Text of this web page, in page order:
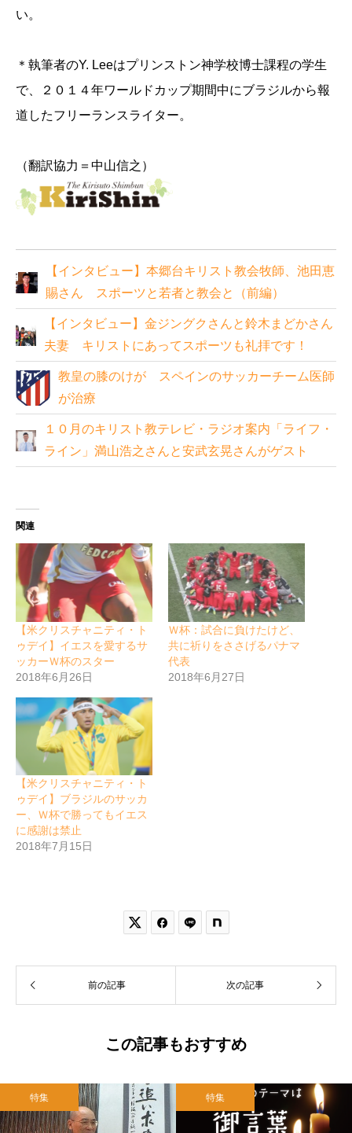
い。
＊執筆者のY. Leeはプリンストン神学校博士課程の学生
で、２０１４年ワールドカップ期間中にブラジルから報
道したフリーランスライター。
（翻訳協力＝中山信之）
【インタビュー】本郷台キリスト教会牧師、池田恵
賜さん スポーツと若者と教会と（前編）
【インタビュー】金ジングクさんと鈴木まどかさん
夫妻 キリストにあってスポーツも礼拝です！
教皇の膝のけが スペインのサッカーチーム医師
が治療
１０月のキリスト教テレビ・ラジオ案内「ライフ・
ライン」満山浩之さんと安武玄晃さんがゲスト
関連
【米クリスチャニティ・ト
ゥデイ】イエスを愛するサ
ッカーＷ杯のスター
2018年6月26日
Ｗ杯：試合に負けたけど、
共に祈りをささげるパナマ
代表
2018年6月27日
【米クリスチャニティ・ト
ゥデイ】ブラジルのサッカ
ー、Ｗ杯で勝ってもイエス
に感謝は禁止
2018年7月15日
 
前の記事 次の記事
この記事もおすすめ
特集 特集